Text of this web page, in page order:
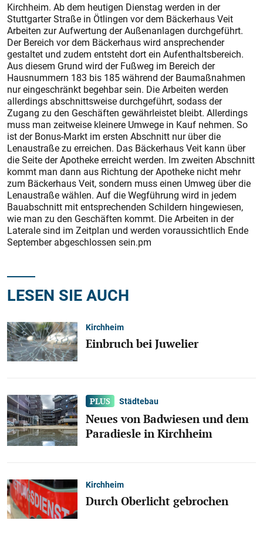
Kirchheim. Ab dem heutigen Dienstag werden in der
Stuttgarter Straße in Ötlingen vor dem Bäckerhaus Veit
Arbeiten zur Aufwertung der Außenanlagen durchgeführt.
Der Bereich vor dem Bäckerhaus wird ansprechender
gestaltet und zudem entsteht dort ein Aufenthaltsbereich.
Aus diesem Grund wird der Fußweg im Bereich der
Hausnummern 183 bis 185 während der Baumaßnahmen
nur eingeschränkt begehbar sein. Die Arbeiten werden
allerdings abschnittsweise durchgeführt, sodass der
Zugang zu den Geschäften gewährleistet bleibt. Allerdings
muss man zeitweise kleinere Umwege in Kauf nehmen. So
ist der Bonus-Markt im ersten Abschnitt nur über die
Lenaustraße zu erreichen. Das Bäckerhaus Veit kann über
die Seite der Apotheke erreicht werden. Im zweiten Abschnitt
kommt man dann aus Richtung der Apotheke nicht mehr
zum Bäckerhaus Veit, sondern muss einen Umweg über die
Lenaustraße wählen. Auf die Wegführung wird in jedem
Bauabschnitt mit entsprechenden Schildern hingewiesen,
wie man zu den Geschäften kommt. Die Arbeiten in der
Laterale sind im Zeitplan und werden voraussichtlich Ende
September abgeschlossen sein.pm
LESEN SIE AUCH
Kirchheim
Einbruch bei Juwelier
Städtebau
Neues von Badwiesen und dem
Paradiesle in Kirchheim
Kirchheim
Durch Oberlicht gebrochen